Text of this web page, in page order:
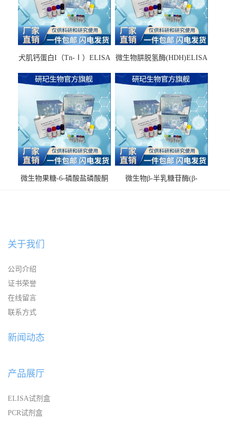
犬肌钙蛋白I（Tn-Ⅰ）ELISA
微生物肼脱氢酶(HDH)ELISA
微生物果糖-6-磷酸盐磷酸酮
微生物β-半乳糖苷酶(β-
关于我们
公司介绍
证书荣誉
在线留言
联系方式
新闻动态
产品展厅
ELISA试剂盒
PCR试剂盒